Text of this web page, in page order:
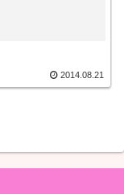
2014.08.21